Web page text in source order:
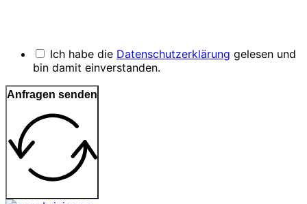
Ich habe die Datenschutzerklärung gelesen und
bin damit einverstanden.
Anfragen senden